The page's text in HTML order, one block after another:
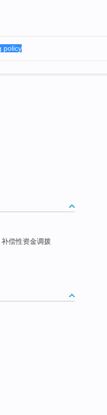
补偿性资金调拨